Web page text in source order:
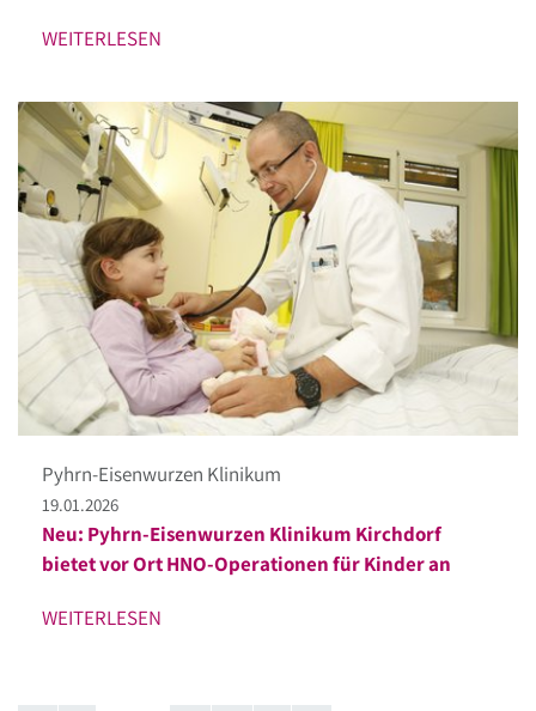
WEITERLESEN
Pyhrn-Eisenwurzen Klinikum
19.01.2026
Neu: Pyhrn-Eisenwurzen Klinikum Kirchdorf
bietet vor Ort HNO-Operationen für Kinder an
WEITERLESEN